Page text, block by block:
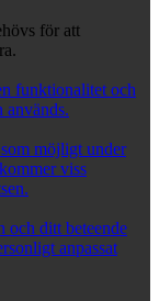
för att
funktionalitet och
används.
möjligt under
viss
och ditt beteende
anpassat